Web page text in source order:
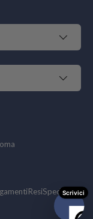
ResiSpedizioni